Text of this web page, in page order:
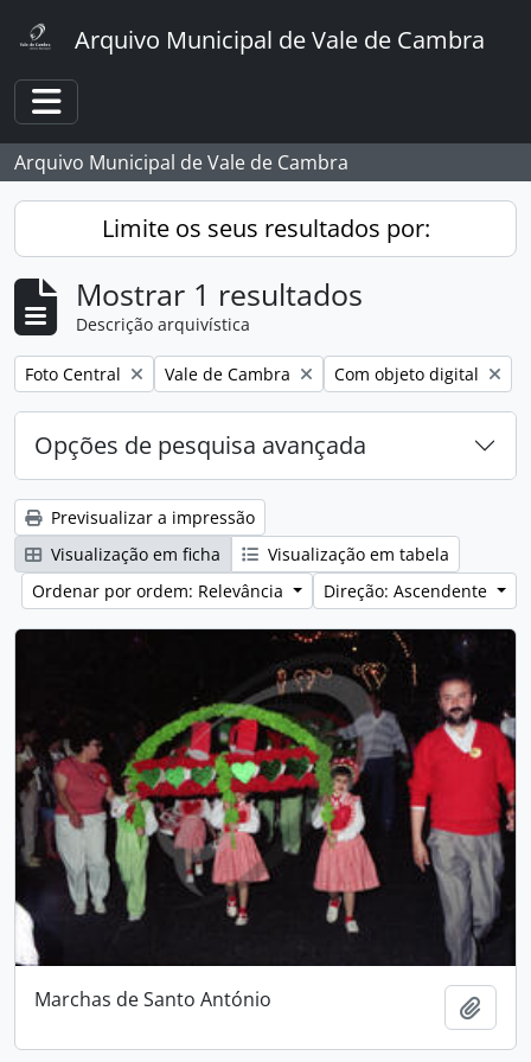
Arquivo Municipal de Vale de Cambra
Toggle navigation
Arquivo Municipal de Vale de Cambra
Limite os seus resultados por:
Mostrar 1 resultados
Descrição arquivística
Remover filtro:
Foto Central Remover filtro:
Vale de Cambra Remover filtro:
Com objeto digital
Opções de pesquisa avançada
Previsualizar a impressão
Visualização em ficha
Visualização em tabela
Ordenar por ordem: Relevância
Direção: Ascendente
Marchas de Santo António